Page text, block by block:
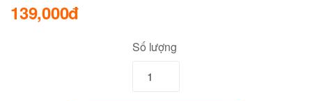
139,000đ
Số lượng